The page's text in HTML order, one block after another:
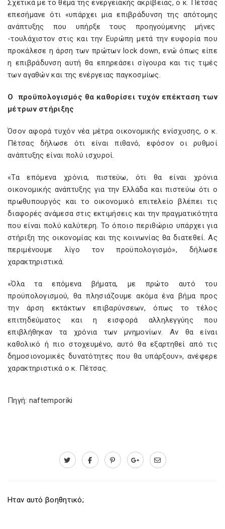
Σχετικά με το θέμα της ενεργειακής ακρίβειας, ο κ. Πέτσας
επεσήμανε ότι «υπάρχει μια επιβράδυνση της απότομης
ανάπτυξης που υπήρξε τους προηγούμενης μήνες
-τουλάχιστον στις και την Ευρώπη μετά την ευφορία που
προκάλεσε η άρση των πρώτων lock down, ενώ όπως είπε
η επιβράδυνση αυτή θα επηρεάσει σίγουρα και τις τιμές
των αγαθών και της ενέργειας παγκοσμίως.
Ο προϋπολογισμός θα καθορίσει τυχόν επέκταση των
μέτρων στήριξης
Όσον αφορά τυχόν νέα μέτρα οικονομικής ενίσχυσης, ο κ.
Πέτσας δήλωσε ότι είναι πιθανό, εφόσον οι ρυθμοί
ανάπτυξης είναι πολύ ισχυροί.
«Τα επόμενα χρόνια, πιστεύω, ότι θα είναι χρόνια
οικονομικής ανάπτυξης για την Ελλάδα και πιστεύω ότι ο
πρωθυπουργός και το οικονομικό επιτελείο βλέπει τις
διαφορές ανάμεσα στις εκτιμήσεις και την πραγματικότητα
που είναι πολύ καλύτερη. Το όποιο περιθώριο υπάρχει για
στήριξη της οικονομίας και της κοινωνίας θα διατεθεί. Ας
περιμένουμε λίγο τον προϋπολογισμό», δήλωσε
χαρακτηριστικά.
«Όλα τα επόμενα βήματα, με πρώτο αυτό του
προϋπολογισμού, θα πλησιάζουμε ακόμα ένα βήμα προς
την άρση εκτάκτων επιβαρύνσεων, όπως το τέλος
επιτηδεύματος και η εισφορά αλληλεγγύης που
επιβλήθηκαν τα χρόνια των μνημονίων. Αν θα είναι
καθολικό ή πιο στοχευμένο, αυτό θα εξαρτηθεί από τις
δημοσιονομικές δυνατότητες που θα υπάρξουν», ανέφερε
χαρακτηριστικά ο κ. Πέτσας.
Πηγή: naftemporiki
Ηταν αυτό βοηθητικό;